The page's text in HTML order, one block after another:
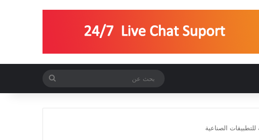
عن
الصناعية